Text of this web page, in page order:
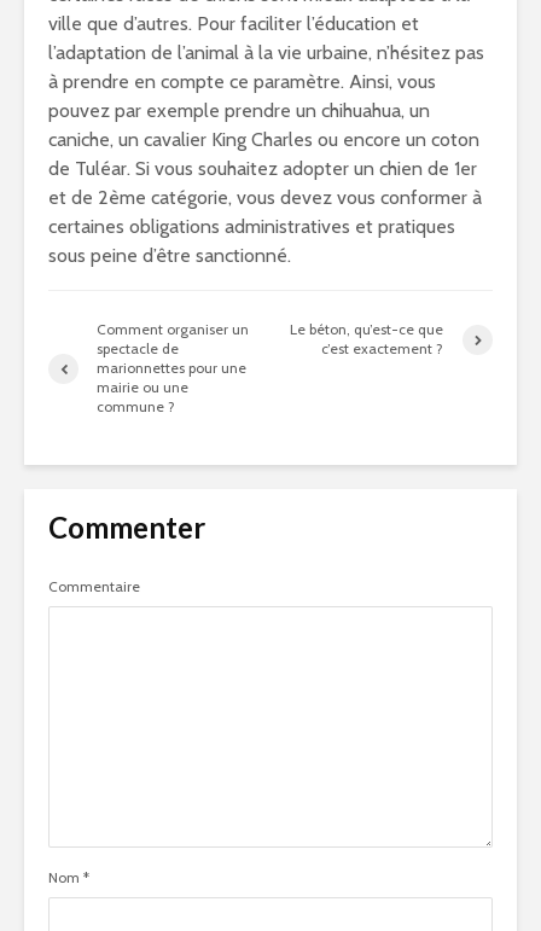
ville que d’autres. Pour faciliter l’éducation et
l’adaptation de l’animal à la vie urbaine, n’hésitez pas
à prendre en compte ce paramètre. Ainsi, vous
pouvez par exemple prendre un chihuahua, un
caniche, un cavalier King Charles ou encore un coton
de Tuléar. Si vous souhaitez adopter un chien de 1er
et de 2ème catégorie, vous devez vous conformer à
certaines obligations administratives et pratiques
sous peine d’être sanctionné.
Comment organiser un
spectacle de
marionnettes pour une
mairie ou une
commune ?
Le béton, qu’est-ce que
c’est exactement ?
Commenter
Commentaire
Nom *